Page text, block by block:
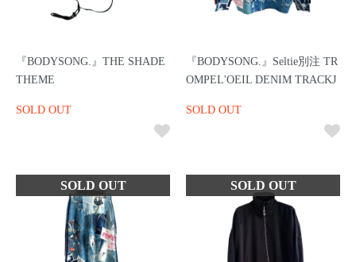
『BODYSONG.』THE SHADE
THEME
SOLD OUT
『BODYSONG.』Seltie別注 TR
OMPEL'OEIL DENIM TRACKJ
SOLD OUT